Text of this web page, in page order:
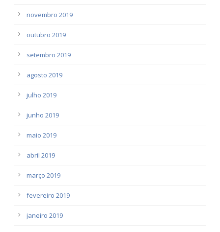
novembro 2019
outubro 2019
setembro 2019
agosto 2019
julho 2019
junho 2019
maio 2019
abril 2019
março 2019
fevereiro 2019
janeiro 2019